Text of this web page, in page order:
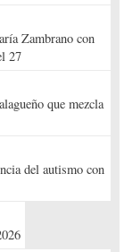
Zambrano con
27
que mezcla
del autismo con